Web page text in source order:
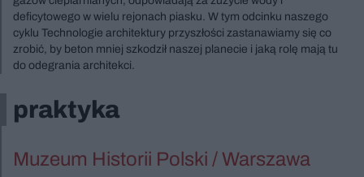
deficytowego w wielu rejonach piasku. W tym odcinku naszego
cyklu Technologie architektury przyszłości zastanawiamy się co
zrobić, by beton mniej szkodził naszej planecie i jaką rolę mają tu
do odegrania architekci.
praktyka
Muzeum Historii Polski / Warszawa